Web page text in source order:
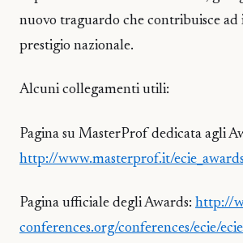
nuovo traguardo che contribuisce
prestigio nazionale.
Alcuni collegamenti utili:
Pagina su MasterProf dedicata agli
http://www.masterprof.it/
Pagina ufficiale degli Awards: http://
conferences.org/conferences/ecie/